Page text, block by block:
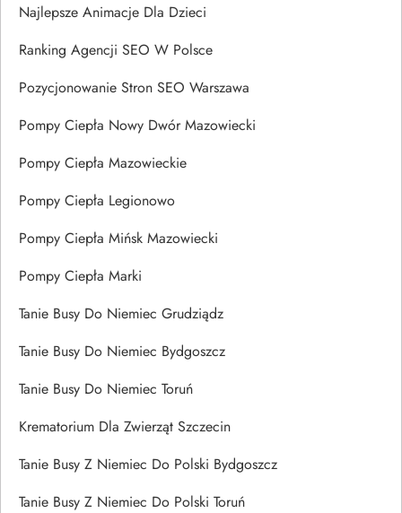
Najlepsze Animacje Dla Dzieci
Ranking Agencji SEO W Polsce
Pozycjonowanie Stron SEO Warszawa
Pompy Ciepła Nowy Dwór Mazowiecki
Pompy Ciepła Mazowieckie
Pompy Ciepła Legionowo
Pompy Ciepła Mińsk Mazowiecki
Pompy Ciepła Marki
Tanie Busy Do Niemiec Grudziądz
Tanie Busy Do Niemiec Bydgoszcz
Tanie Busy Do Niemiec Toruń
Krematorium Dla Zwierząt Szczecin
Tanie Busy Z Niemiec Do Polski Bydgoszcz
Tanie Busy Z Niemiec Do Polski Toruń